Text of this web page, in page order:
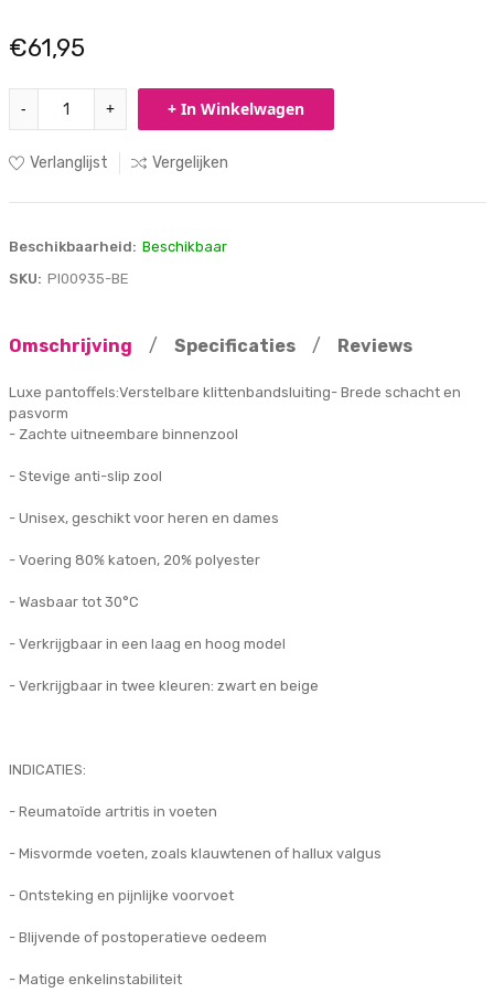
€61,95
- + + In Winkelwagen
Verlanglijst Vergelijken
Beschikbaarheid: Beschikbaar
SKU: PI00935-BE
Omschrijving / Specificaties / Reviews
Luxe pantoffels:Verstelbare klittenbandsluiting- Brede schacht en
pasvorm
- Zachte uitneembare binnenzool
- Stevige anti-slip zool
- Unisex, geschikt voor heren en dames
- Voering 80% katoen, 20% polyester
- Wasbaar tot 30°C
- Verkrijgbaar in een laag en hoog model
- Verkrijgbaar in twee kleuren: zwart en beige
INDICATIES:
- Reumatoïde artritis in voeten
- Misvormde voeten, zoals klauwtenen of hallux valgus
- Ontsteking en pijnlijke voorvoet
- Blijvende of postoperatieve oedeem
- Matige enkelinstabiliteit